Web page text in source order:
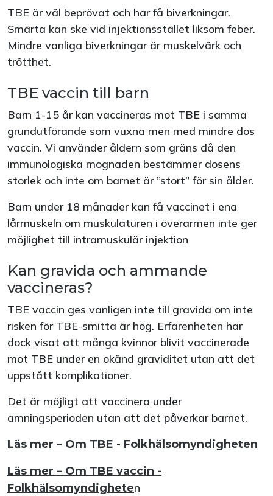
TBE är väl beprövat och har få biverkningar.
Smärta kan ske vid injektionsstället liksom feber.
Mindre vanliga biverkningar är muskelvärk och
trötthet.
TBE vaccin till barn
Barn 1-15 år kan vaccineras mot TBE i samma
grundutförande som vuxna men med mindre dos
vaccin. Vi använder åldern som gräns då den
immunologiska mognaden bestämmer dosens
storlek och inte om barnet är ”stort” för sin ålder.
Barn under 18 månader kan få vaccinet i ena
lårmuskeln om muskulaturen i överarmen inte ger
möjlighet till intramuskulär injektion
Kan gravida och ammande
vaccineras?
TBE vaccin ges vanligen inte till gravida om inte
risken för TBE-smitta är hög. Erfarenheten har
dock visat att många kvinnor blivit vaccinerade
mot TBE under en okänd graviditet utan att det
uppstått komplikationer.
Det är möjligt att vaccinera under
amningsperioden utan att det påverkar barnet.
Läs mer – Om TBE - Folkhälsomyndigheten
Läs mer – Om TBE vaccin -
Folkhälsomyndigheten